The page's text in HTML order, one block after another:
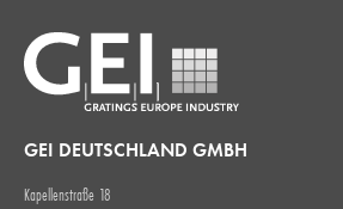
GEI DEUTSCHLAND GMBH
Kapellenstraße 18